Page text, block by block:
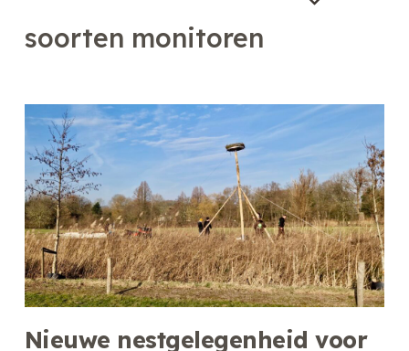
soorten monitoren
Nieuwe nestgelegenheid voor